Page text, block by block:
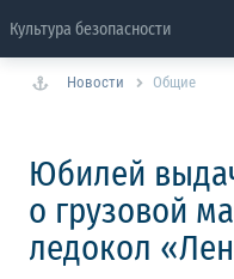
Культура безопасности
Новости Общие
Юбилей
о грузовой
ледокол